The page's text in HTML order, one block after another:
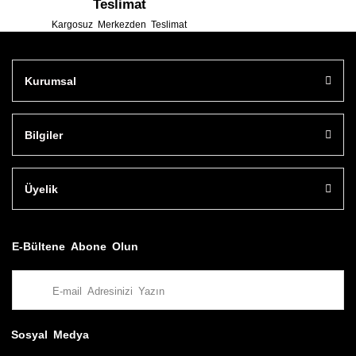
Teslimat
Kargosuz Merkezden Teslimat
Kurumsal
Bilgiler
Üyelik
E-Bültene Abone Olun
Sosyal Medya